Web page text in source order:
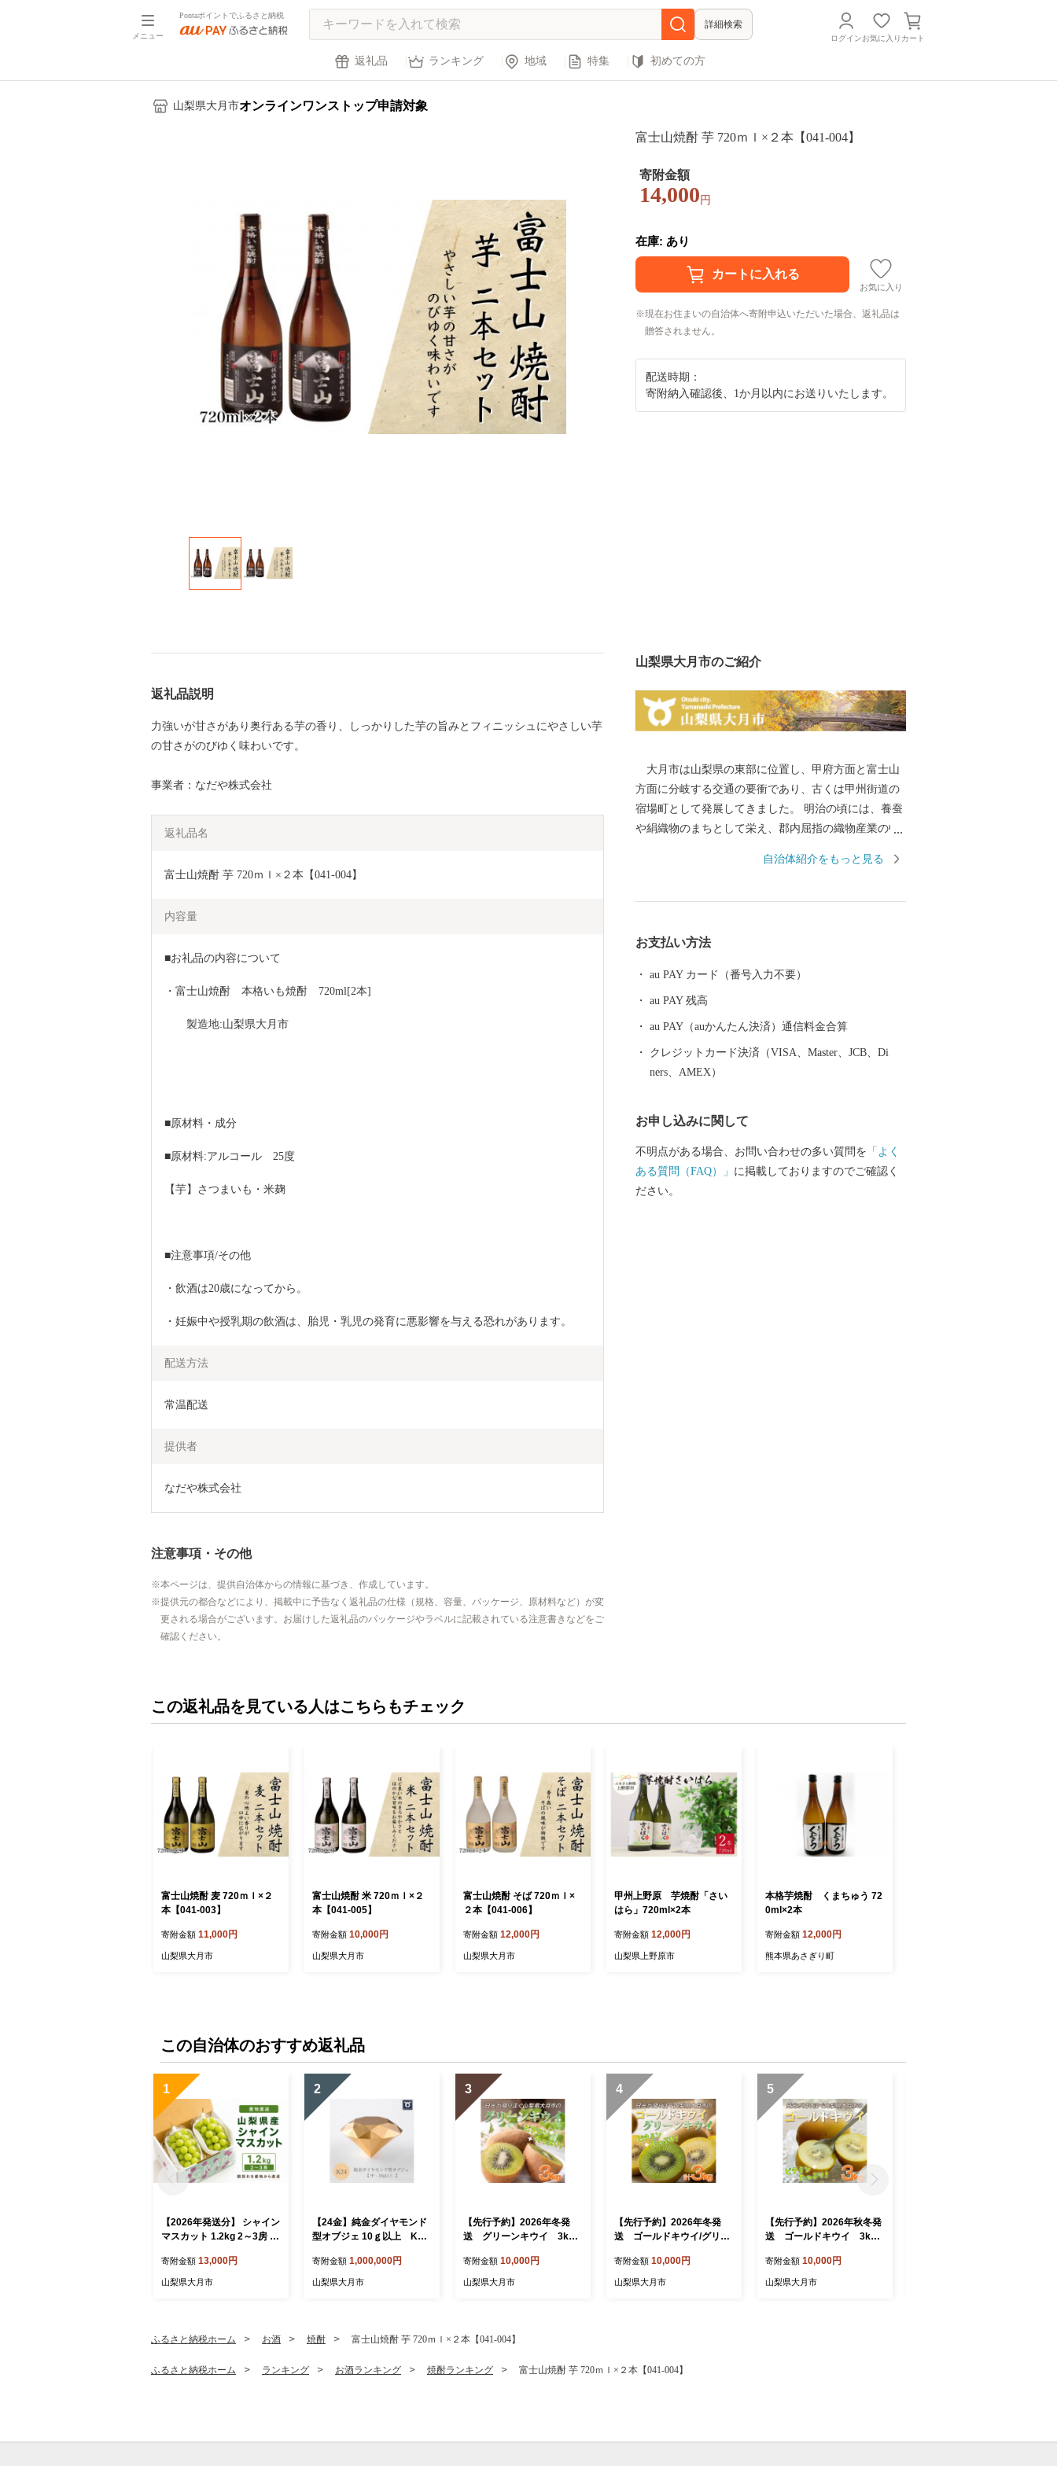
メニュー
Pontaポイントでふるさと納税
詳細検索
ログインお気に入り カート
返礼品 ランキング 地域 特集 初めての方
山梨県大月市オンラインワンストップ申請対象
富士山焼酎 芋 720ｍｌ×２本【041-004】
寄附金額
14,000 円
在庫: あり
お気に入り
現在お住まいの自治体へ寄附申込いただいた場合、返礼品は
贈答されません。
配送時期：
寄附納入確認後、1か月以内にお送りいたします。
返礼品説明
力強いが甘さがあり奥行ある芋の香り、しっかりした芋の旨みとフィニッシュにやさしい芋
の甘さがのびゆく味わいです。
事業者：なだや株式会社
返礼品名
富士山焼酎 芋 720ｍｌ×２本【041-004】
内容量
■お礼品の内容について
・富士山焼酎　本格いも焼酎　720ml[2本]
製造地:山梨県大月市
■原材料・成分
■原材料:アルコール　25度
【芋】さつまいも・米麹
■注意事項/その他
・飲酒は20歳になってから。
・妊娠中や授乳期の飲酒は、胎児・乳児の発育に悪影響を与える恐れがあります。
配送方法
常温配送
提供者
なだや株式会社
注意事項・その他
本ページは、提供自治体からの情報に基づき、作成しています。
提供元の都合などにより、掲載中に予告なく返礼品の仕様（規格、容量、パッケージ、原材料など）が変
更される場合がございます。お届けした返礼品のパッケージやラベルに記載されている注意書きなどをご
確認ください。
山梨県大月市のご紹介
大月市は山梨県の東部に位置し、甲府方面と富士山
方面に分岐する交通の要衝であり、古くは甲州街道の
宿場町として発展してきました。 明治の頃には、養蚕
や絹織物のまちとして栄え、郡内屈指の織物産業の中
産業として運営を続けております。 また、日本三奇橋
芸能が受け継がれ、先人からの歴史・文化が今も息づ
「富士の眺めが日本一美しい街」と言われるほど絶景
であり、豊かな自然を生かした様々なアクティビティ
自治体紹介をもっと見る
お支払い方法
au PAY カード（番号入力不要）
au PAY 残高
au PAY（auかんたん決済）通信料金合算
クレジットカード決済（VISA、Master、JCB、Di
ners、AMEX）
お申し込みに関して
不明点がある場合、お問い合わせの多い質問を 「よく
ある質問（FAQ）」 に掲載しておりますのでご確認く
ださい。
この返礼品を見ている人はこちらもチェック
富士山焼酎 麦 720ｍｌ×２
本【041-003】
寄附金額 11,000円
山梨県大月市
富士山焼酎 米 720ｍｌ×２
本【041-005】
寄附金額 10,000円
山梨県大月市
富士山焼酎 そば 720ｍｌ×
２本【041-006】
寄附金額 12,000円
山梨県大月市
甲州上野原 芋焼酎「さい
はら」720ml×2本
寄附金額 12,000円
山梨県上野原市
本格芋焼酎 くまちゅう 72
0ml×2本
寄附金額 12,000円
熊本県あさぎり町
この自治体のおすすめ返礼品
1
【2026年発送分】 シャイン
マスカット 1.2kg 2～3房 お
送 フルーツ ブドウ 果物 ぶ
どう シャイン マスカット
寄附金額 13,000円
山梨県大月市
2
【24金】純金ダイヤモンド
型オブジェ 10ｇ以上 K24
山吹色 金色 ゴールド g
old Au 地金 金無垢 金
昇 K24イエローゴール
寄附金額 1,000,000円
山梨県大月市
3
【先行予約】2026年冬発
送 グリーンキウイ 3kg
寄附金額 10,000円
山梨県大月市
4
【先行予約】2026年冬発
送 ゴールドキウイ/グリー
7～30個
寄附金額 10,000円
山梨県大月市
5
【先行予約】2026年秋冬発
送 ゴールドキウイ 3kg
寄附金額 10,000円
山梨県大月市
ふるさと納税ホーム お酒 焼酎 富士山焼酎 芋 720ｍｌ×２本【041-004】
ふるさと納税ホーム ランキング お酒ランキング 焼酎ランキング 富士山焼酎 芋 720ｍｌ×２本【041-004】